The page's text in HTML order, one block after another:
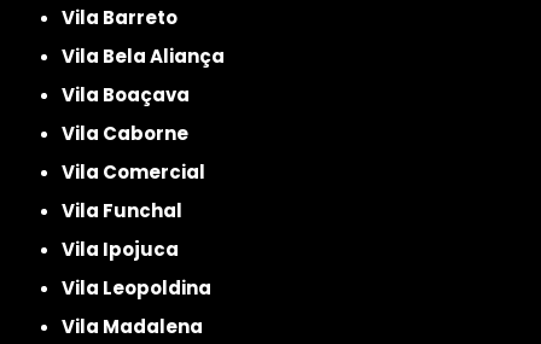
Vila Barreto
Vila Bela Aliança
Vila Boaçava
Vila Caborne
Vila Comercial
Vila Funchal
Vila Ipojuca
Vila Leopoldina
Vila Madalena